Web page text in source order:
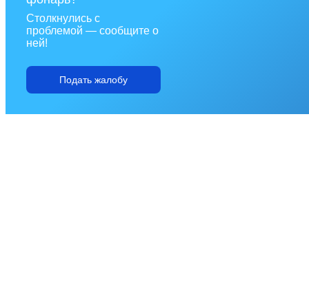
Столкнулись с
проблемой — сообщите о
ней!
Подать жалобу